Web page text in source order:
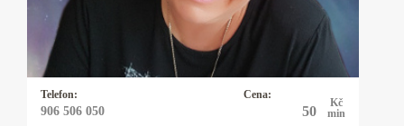
Telefon:
906 506 050
Cena:
50
Kč
min
v lásce, práci, financemi a ve všem, na co se mě
zeptá. Někdy přiberu i kyvadlo.